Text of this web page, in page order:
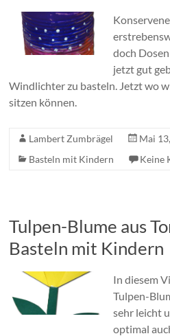
doch
jetzt gut
Windlichter zu basteln. Jetzt wo
sitzen können.
Lambert Zumbrägel
Mai
Basteln mit Kindern
Keine
Tulpen-Blume aus
Basteln mit Kindern
In diesem
Tulpen-
sehr leicht
optimal